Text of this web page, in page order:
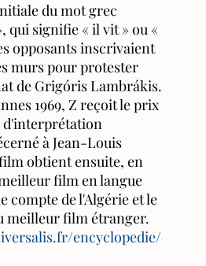
du mot grec
qui signifie « il vit » ou «
opposants inscrivaient
murs pour protester
de Grigóris Lambrákis.
1969, Z reçoit le prix
d'interprétation
à Jean-Louis
obtient ensuite, en
film en langue
compte de l'Algérie et le
meilleur film étranger.
encyclopedie/